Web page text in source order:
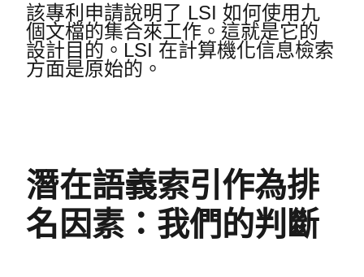
該專利申請說明了 LSI 如何使用九
個文檔的集合來工作。 這就是它的
設計目的。 LSI 在計算機化信息檢索
方面是原始的。
潛在語義索引作為排
名因素：我們的判斷